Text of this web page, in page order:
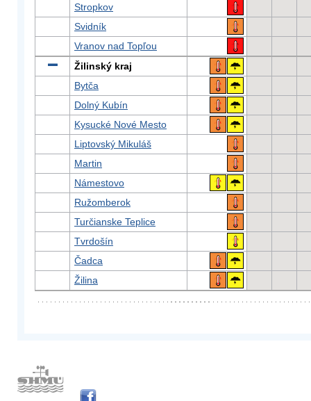
Stropkov
Svidník
Vranov nad Topľou
Žilinský kraj
Bytča
Dolný Kubín
Kysucké Nové Mesto
Liptovský Mikuláš
Martin
Námestovo
Ružomberok
Turčianske Teplice
Tvrdošín
Čadca
Žilina